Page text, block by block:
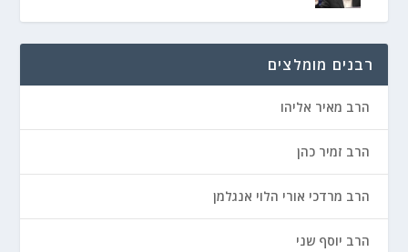
רבנים מומלצים
הרב מאיר אליהו
הרב זמיר כהן
הרב מרדכי אורי הלוי אנגלמן
הרב יוסף שני